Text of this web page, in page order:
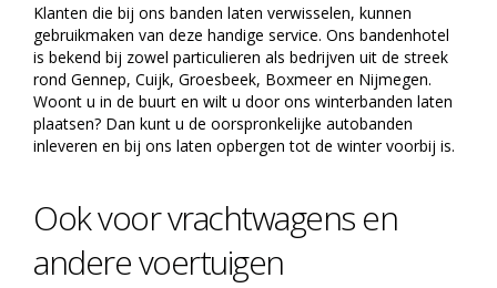
Klanten die bij ons banden laten verwisselen, kunnen
gebruikmaken van deze handige service. Ons bandenhotel
is bekend bij zowel particulieren als bedrijven uit de streek
rond Gennep, Cuijk, Groesbeek, Boxmeer en Nijmegen.
Woont u in de buurt en wilt u door ons winterbanden laten
plaatsen? Dan kunt u de oorspronkelijke autobanden
inleveren en bij ons laten opbergen tot de winter voorbij is.
Ook voor vrachtwagens en
andere voertuigen